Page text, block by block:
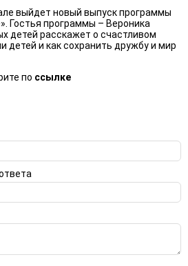
выйдет новый выпуск программы
Гостья программы – Вероника
детей расскажет о счастливом
детей и как сохранить дружбу и мир
по ссылке